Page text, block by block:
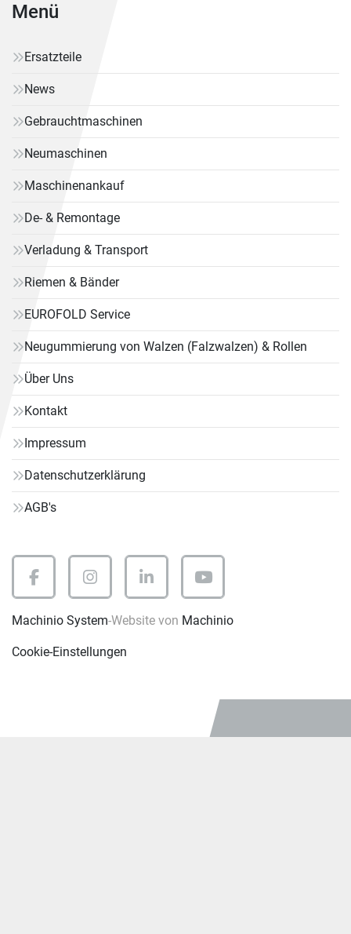
Menü
Ersatzteile
News
Gebrauchtmaschinen
Neumaschinen
Maschinenankauf
De- & Remontage
Verladung & Transport
Riemen & Bänder
EUROFOLD Service
Neugummierung von Walzen (Falzwalzen) & Rollen
Über Uns
Kontakt
Impressum
Datenschutzerklärung
AGB's
facebookinstagramlinkedinyoutube
Machinio System-Website von Machinio
Cookie-Einstellungen